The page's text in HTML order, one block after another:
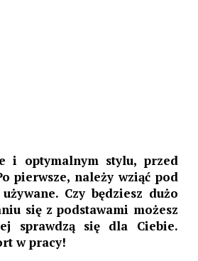
i optymalnym stylu, przed
pierwsze, należy wziąć pod
Czy będziesz dużo
się z podstawami możesz
sprawdzą się dla Ciebie.
w pracy!